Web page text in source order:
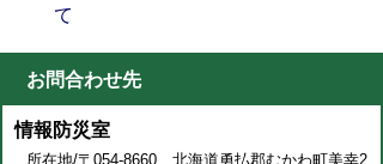
て
お問合わせ先
情報防災室
所在地/〒054-8660 北海道勇払郡むかわ町美幸2